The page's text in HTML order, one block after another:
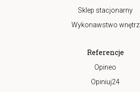
Sklep stacjonarny
Wykonawstwo wnętrz
Referencje
Opineo
Opiniuj24